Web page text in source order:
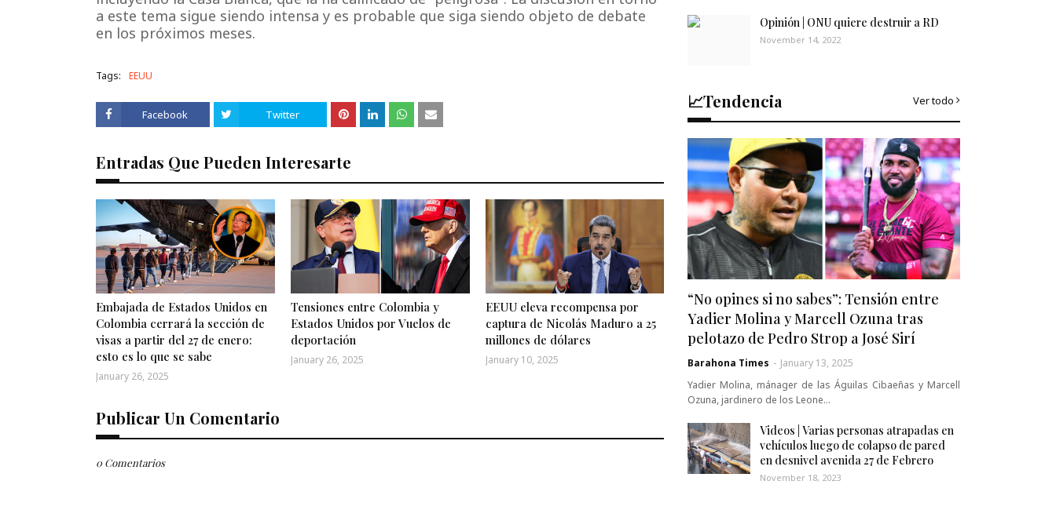
a este tema sigue siendo intensa y es probable que siga siendo objeto de debate
en los próximos meses.
Tags: EEUU
Facebook Twitter
Entradas Que Pueden Interesarte
Embajada de Estados Unidos en
Colombia cerrará la sección de
visas a partir del 27 de enero:
esto es lo que se sabe
January 26, 2025
Tensiones entre Colombia y
Estados Unidos por Vuelos de
deportación
January 26, 2025
EEUU eleva recompensa por
captura de Nicolás Maduro a 25
millones de dólares
January 10, 2025
Publicar Un Comentario
0 Comentarios
Opinión | ONU quiere destruir a RD
November 14, 2022
📈Tendencia Ver todo
“No opines si no sabes”: Tensión entre
Yadier Molina y Marcell Ozuna tras
pelotazo de Pedro Strop a José Sirí
Barahona Times - January 13, 2025
Yadier Molina, mánager de las Águilas Cibaeñas y Marcell
Ozuna, jardinero de los Leone…
Videos | Varias personas atrapadas en
vehículos luego de colapso de pared
en desnivel avenida 27 de Febrero
November 18, 2023